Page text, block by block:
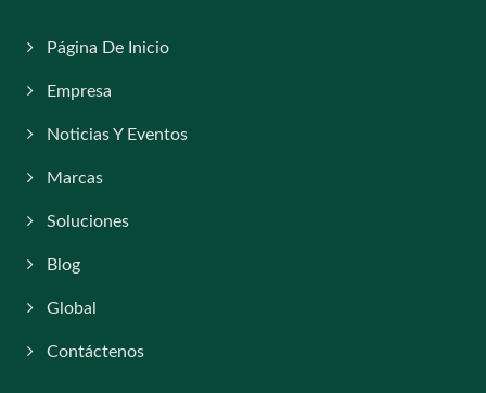
Página De Inicio
Empresa
Noticias Y Eventos
Marcas
Soluciones
Blog
Global
Contáctenos